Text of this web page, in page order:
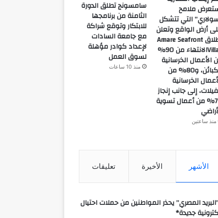
ملامح
التي تتشكل
أرض الواقع وتعلن
إطلاق Amare Seafront
Villasالانتهاء من 90%
الأعمال الخرسانية
للكبائن، و80% من
الخرسانية
إلى جانب إنجاز
70% من أعمال تسوية
منذ ساعتين
سامسونج تطلق الدورة
الثامنة من برنامجها
للابتكار وتوقع شراكة
مع جامعة السادات
لإعداد كوادر مؤهلة
لسوق العمل
منذ 10 ساعات
الأشهر الأخيرة تعليقات
المصري” يحذر المواطنين من حملات احتيال
جديدة*